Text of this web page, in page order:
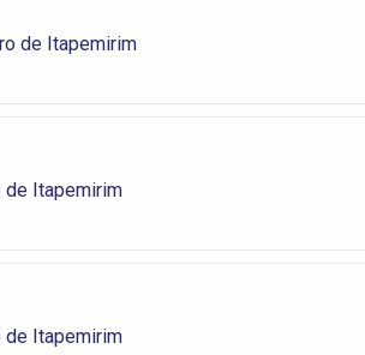
de Itapemirim
de Itapemirim
de Itapemirim